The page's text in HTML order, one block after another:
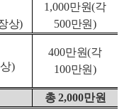
상)
1,000만원(각
500만원)
)
400만원(각
100만원)
총2,000만원